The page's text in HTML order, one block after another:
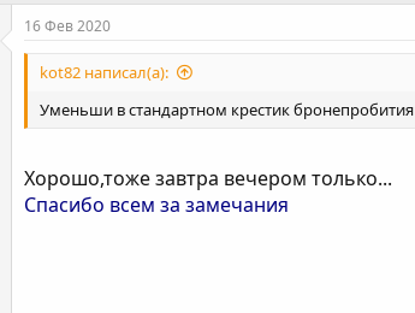
16 Фев 2020
kot82 написал(а):
Уменьши в стандартном крестик бронепробития
Хорошо,тоже завтра вечером только...
Спасибо всем за замечания